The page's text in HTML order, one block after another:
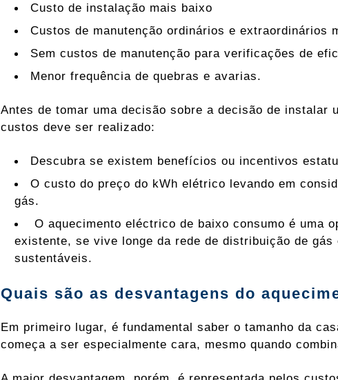
Custo de instalação mais baixo
Custos de manutenção ordinários e extraordinários
Sem custos de manutenção para verificações de
Menor frequência de quebras e avarias.
Antes de tomar uma decisão sobre a decisão de instalar
custos deve ser realizado:
Descubra se existem benefícios ou incentivos
O custo do preço do kWh elétrico levando em
gás.
O aquecimento eléctrico de baixo consumo é uma
existente, se vive longe da rede de distribuição de
sustentáveis.
Quais são as desvantagens do
Em primeiro lugar, é fundamental saber o tamanho da
começa a ser especialmente cara, mesmo quando